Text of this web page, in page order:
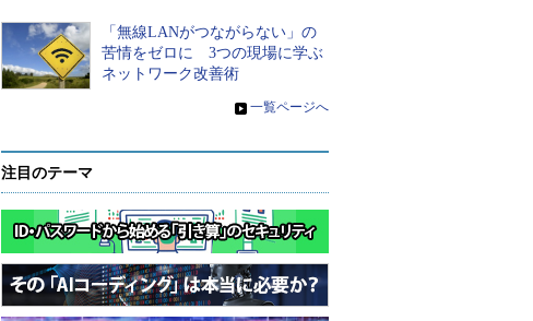
「無線LANがつながらない」の
苦情をゼロに 3つの現場に学ぶ
ネットワーク改善術
» 一覧ページへ
注目のテーマ